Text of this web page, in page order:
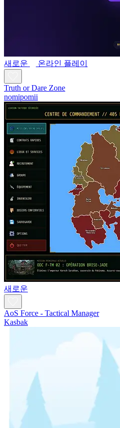
새로운 온라인 플레이
Truth or Dare Zone
nomipomii
새로운
AoS Force - Tactical Manager
Kasbak